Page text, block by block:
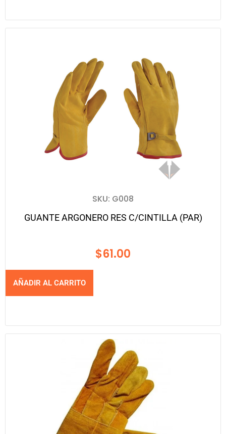
SKU: G008
GUANTE ARGONERO RES C/CINTILLA (PAR)
$61.00
AÑADIR AL CARRITO